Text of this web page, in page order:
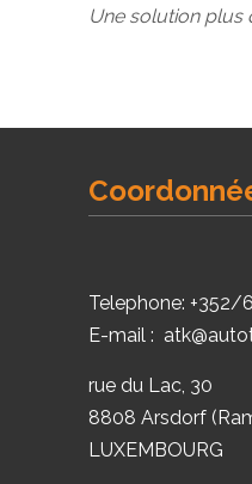
Une solution plus
Telephone: +352/
E-mail :
rue du Lac, 30
8808 Arsdorf
LUXEMBOURG